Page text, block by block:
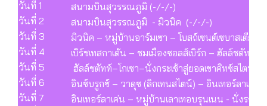
วันที่ 1
สนามบินสุวรรณภูมิ (-/-/-)
วันที่ 2
สนามบินสุวรรณภูมิ - มิวนิค (-/-/-)
วันที่ 3
มิวนิค – หมู่บ้านอาร์มเซา – โบสถ์เซนต์เซบาสเตียน
วันที่ 4
เบิร์ชเทสกาเด้น – ชมเมืองซอลส์เบิร์ก – ฮัลล์ชตัทท์
วันที่ 5
ฮัลล์ชตัทท์–โกเซา–นั่งกระเช้าสู่ยอดเขาคิทซ์สไตน์
วันที่ 6
อินซ์บรูกซ์ – วาดุซ (ลิกเทนสไตน์) – อินเทอร์ลาเค
วันที่ 7
อินเทอร์ลาเค่น – หมู่บ้านเลาเทอบรุนเนน - นั่งรถไ